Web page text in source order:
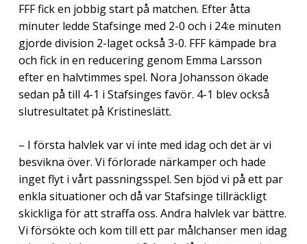
FFF fick en jobbig start på matchen. Efter åtta
minuter ledde Stafsinge med 2-0 och i 24:e minuten
gjorde division 2-laget också 3-0. FFF kämpade bra
och fick in en reducering genom Emma Larsson
efter en halvtimmes spel. Nora Johansson ökade
sedan på till 4-1 i Stafsinges favör. 4-1 blev också
slutresultatet på Kristineslätt.
– I första halvlek var vi inte med idag och det är vi
besvikna över. Vi förlorade närkamper och hade
inget flyt i vårt passningsspel. Sen bjöd vi på ett par
enkla situationer och då var Stafsinge tillräckligt
skickliga för att straffa oss. Andra halvlek var bättre.
Vi försökte och kom till ett par målchanser men idag